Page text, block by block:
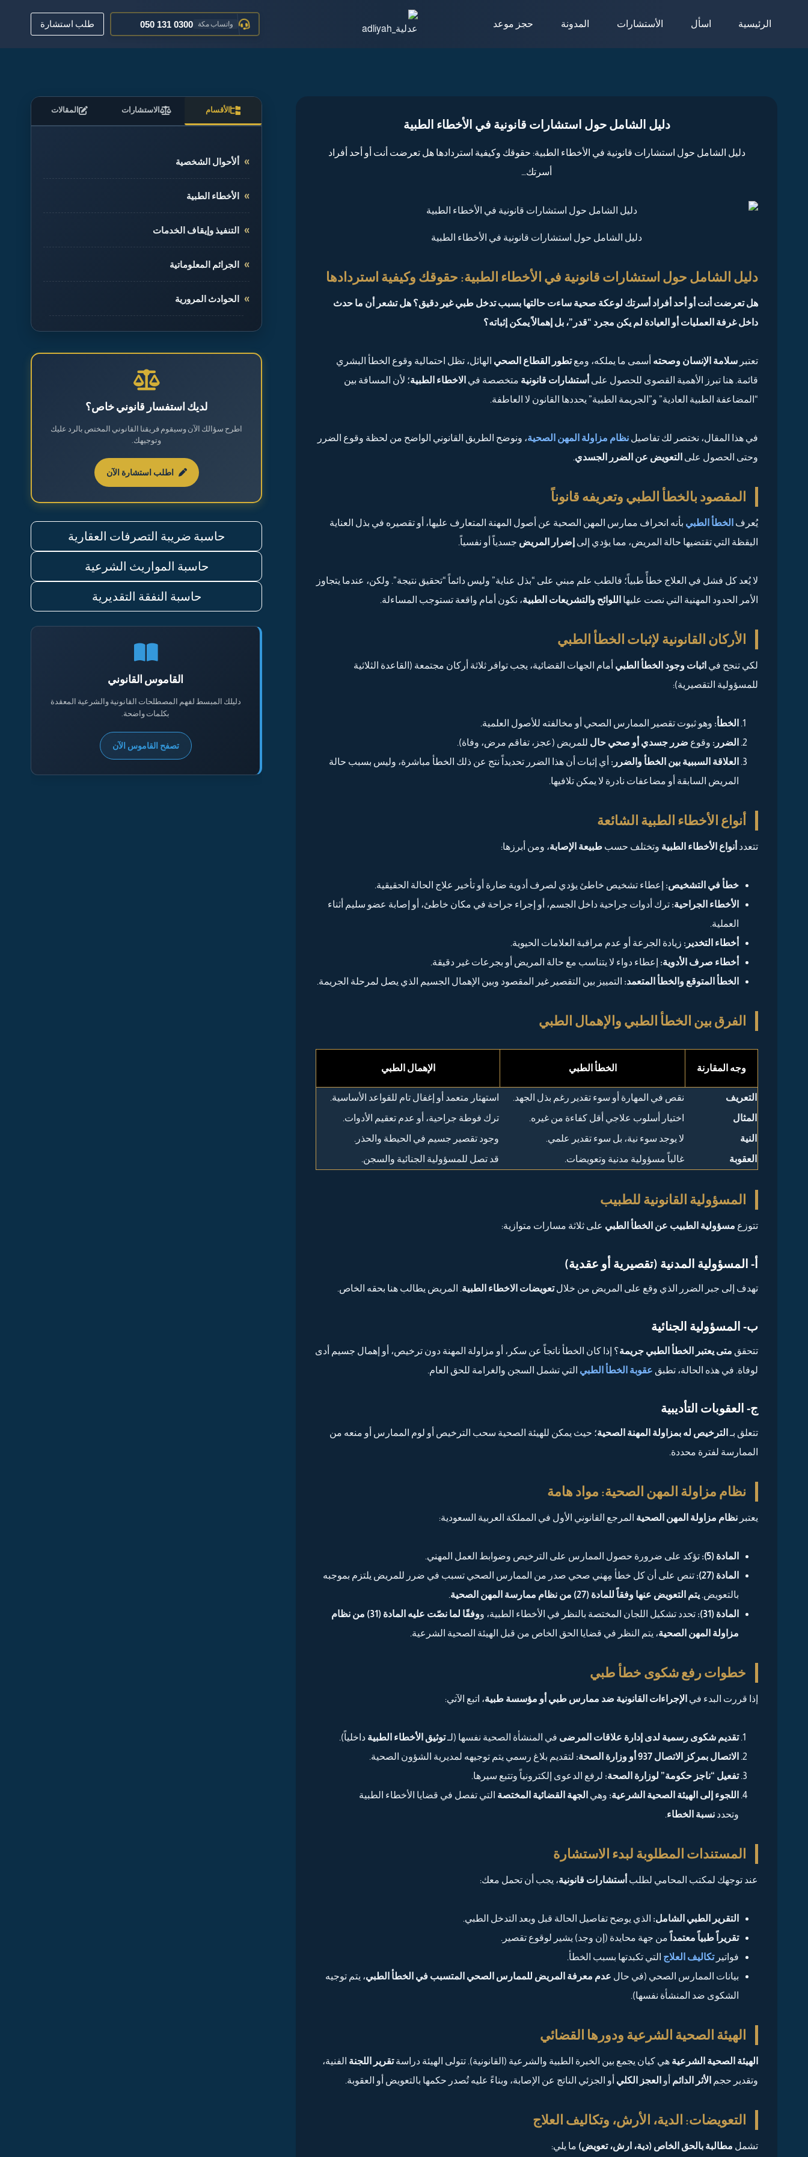
الرئيسية اسأل الأستشارات المدونة حجز موعد واتساب مكة 050 131 0300 طلب استشارة
دليل الشامل حول استشارات قانونية في الأخطاء الطبية
دليل الشامل حول استشارات قانونية في الأخطاء الطبية: حقوقك وكيفية استردادها هل تعرضت أنت أو أحد أفراد
أسرتك…
دليل الشامل حول استشارات قانونية في الأخطاء الطبية
دليل الشامل حول استشارات قانونية في الأخطاء الطبية: حقوقك وكيفية استردادها
هل تعرضت أنت أو أحد أفراد أسرتك لوعكة صحية ساءت حالتها بسبب تدخل طبي غير دقيق؟ هل تشعر أن ما حدث
داخل غرفة العمليات أو العيادة لم يكن مجرد “قدر”، بل إهمالاً يمكن إثباته؟
تعتبر سلامة الإنسان وصحته أسمى ما يملكه، ومعتطور القطاع الصحي الهائل، تظل احتمالية وقوع الخطأ البشري
قائمة. هنا تبرز الأهمية القصوى للحصول على أستشارات قانونية متخصصة في الاخطاء الطبية؛ لأن المسافة بين
“المضاعفة الطبية العادية” و”الجريمة الطبية” يحددها القانون لا العاطفة.
في هذا المقال، نختصر لك تفاصيل نظام مزاولة المهن الصحية، ونوضح الطريق القانوني الواضح من لحظة وقوع الضرر
وحتى الحصول على التعويض عن الضرر الجسدي.
المقصود بالخطأ الطبي وتعريفه قانوناً
يُعرف الخطأ الطبي بأنه انحراف ممارس المهن الصحية عن أصول المهنة المتعارف عليها، أو تقصيره في بذل العناية
اليقظة التي تقتضيها حالة المريض، مما يؤدي إلى إضرار المريض جسدياً أو نفسياً.
لا يُعد كل فشل في العلاج خطأً طبياً؛ فالطب علم مبني على “بذل عناية” وليس دائماً “تحقيق نتيجة”. ولكن، عندما يتجاوز
الأمر الحدود المهنية التي نصت عليها اللوائح والتشريعات الطبية، نكون أمام واقعة تستوجب المساءلة.
الأركان القانونية لإثبات الخطأ الطبي
لكي تنجح في اثبات وجود الخطأ الطبي أمام الجهات القضائية، يجب توافر ثلاثة أركان مجتمعة (القاعدة الثلاثية
للمسؤولية التقصيرية):
الخطأ: وهو ثبوت تقصير الممارس الصحي أو مخالفته للأصول العلمية.
الضرر: وقوع ضرر جسدي أو صحي حال للمريض (عجز، تفاقم مرض، وفاة).
العلاقة السببية بين الخطأ والضرر: أي إثبات أن هذا الضرر تحديداً نتج عن ذلك الخطأ مباشرة، وليس بسبب حالة
المريض السابقة أو مضاعفات نادرة لا يمكن تلافيها.
أنواع الأخطاء الطبية الشائعة
تتعدد أنواع الأخطاء الطبية وتختلف حسب طبيعة الإصابة، ومن أبرزها:
خطأ في التشخيص: إعطاء تشخيص خاطئ يؤدي لصرف أدوية ضارة أو تأخير علاج الحالة الحقيقية.
الأخطاء الجراحية: ترك أدوات جراحية داخل الجسم، أو إجراء جراحة في مكان خاطئ، أو إصابة عضو سليم أثناء
العملية.
أخطاء التخدير: زيادة الجرعة أو عدم مراقبة العلامات الحيوية.
أخطاء صرف الأدوية: إعطاء دواء لا يتناسب مع حالة المريض أو بجرعات غير دقيقة.
الخطأ المتوقع والخطأ المتعمد: التمييز بين التقصير غير المقصود وبين الإهمال الجسيم الذي يصل لمرحلة الجريمة.
الفرق بين الخطأ الطبي والإهمال الطبي
وجه المقارنة الخطأ الطبي الإهمال الطبي
التعريف نقص في المهارة أو سوء تقدير رغم بذل الجهد.
استهتار متعمد أو إغفال تام للقواعد الأساسية.
المثال
اختيار أسلوب علاجي أقل كفاءة من غيره.
ترك فوطة جراحية، أو عدم تعقيم الأدوات.
النية
لا يوجد سوء نية، بل سوء تقدير علمي.
وجود تقصير جسيم في الحيطة والحذر.
العقوبة
غالباً مسؤولية مدنية وتعويضات. قد تصل للمسؤولية الجنائية والسجن.
المسؤولية القانونية للطبيب
تتوزع مسؤولية الطبيب عن الخطأ الطبي على ثلاثة مسارات متوازية:
أ- المسؤولية المدنية (تقصيرية أو عقدية)
تهدف إلى جبر الضرر الذي وقع على المريض من خلالتعويضات الاخطاء الطبية. المريض يطالب هنا بحقه الخاص.
ب- المسؤولية الجنائية
تتحقق متى يعتبر الخطأ الطبي جريمة؟ إذا كان الخطأ ناتجاً عن سكر، أو مزاولة المهنة دون ترخيص، أو إهمال جسيم أدى
لوفاة. في هذه الحالة، تطبق عقوبة الخطأ الطبي التي تشمل السجن والغرامة للحق العام.
ج- العقوبات التأديبية
تتعلق بـ الترخيص له بمزاولة المهنة الصحية؛ حيث يمكن للهيئة الصحية سحب الترخيص أو لوم الممارس أو منعه من
الممارسة لفترة محددة.
نظام مزاولة المهن الصحية: مواد هامة
يعتبر نظام مزاولة المهن الصحية المرجع القانوني الأول في المملكة العربية السعودية:
المادة (5):
تؤكد على ضرورة حصول الممارس على الترخيص وضوابط العمل المهني.
المادة (27):
تنص على أن كل خطأ مِهني صحي صدر من الممارس الصحي تسبب في ضرر للمريض يلتزم بموجبه
بالتعويض. يتم التعويض عنها وفقاً للمادة (27) من نظام ممارسة المهن الصحية
.
المادة (31):
تحدد تشكيل اللجان المختصة بالنظر في الأخطاء الطبية، و
وفقًا لما نصّت عليه المادة (31) من نظام
مزاولة المهن الصحية، يتم النظر في قضايا الحق الخاص من قبل الهيئة الصحية الشرعية.
خطوات رفع شكوى خطأ طبي
إذا قررت البدء في الإجراءات القانونية ضد ممارس طبي أو مؤسسة طبية، اتبع الآتي:
تقديم شكوى رسمية لدى إدارة علاقات المرضى في المنشأة الصحية نفسها (لـتوثيق الأخطاء الطبية داخلياً).
الاتصال بمركز الاتصال 937 أو وزارة الصحة:
لتقديم بلاغ رسمي يتم توجيهه لمديرية الشؤون الصحية.
تفعيل “ناجز حكومة” لوزارة الصحة: لرفع الدعوى إلكترونياً وتتبع سيرها.
اللجوء إلى الهيئة الصحية الشرعية: وهي الجهة القضائية المختصة التي تفصل في قضايا الأخطاء الطبية
وتحدد نسبة الخطاء.
المستندات المطلوبة لبدء الاستشارة
عند توجهك لمكتب المحامي لطلب أستشارات قانونية، يجب أن تحمل معك:
التقرير الطبي الشامل: الذي يوضح تفاصيل الحالة قبل وبعد التدخل الطبي.
تقريراً طبياً معتمداً من جهة محايدة (إن وجد) يشير لوقوع تقصير.
فواتيرتكاليف العلاج التي تكبدتها بسبب الخطأ.
بيانات الممارس الصحي (في حال عدم معرفة المريض للممارس الصحي المتسبب في الخطأ الطبي، يتم توجيه
الشكوى ضد المنشأة نفسها).
الهيئة الصحية الشرعية ودورها القضائي
الهيئة الصحية الشرعية هي كيان يجمع بين الخبرة الطبية والشرعية (القانونية). تتولى الهيئة دراسةتقرير اللجنة الفنية،
وتقدير حجم الأثر الدائم أو العجز الكلي أو الجزئي الناتج عن الإصابة، وبناءً عليه تُصدر حكمها بالتعويض أو العقوبة.
التعويضات: الدية، الأرش، وتكاليف العلاج
تشمل مطالبة بالحق الخاص (دية، ارش، تعويض) ما يلي:
الأقسام الاستشارات المقالات
ألأحوال الشخصية
الأخطاء الطبية
التنفيذ وإيقاف الخدمات
الجرائم المعلوماتية
الحوادث المرورية
الطلاق والخلع
القضايا العقارية
القضايا العمالية
القضايا المالية
نظام مكافحة المخدرات والمؤثرات العقلية
لديك استفسار قانوني خاص؟
اطرح سؤالك الآن وسيقوم فريقنا القانوني المختص بالرد عليك
وتوجيهك.
اطلب استشارة الآن
حاسبة ضريبة التصرفات العقارية
حاسبة المواريث الشرعية
حاسبة النفقة التقديرية
القاموس القانوني
دليلك المبسط لفهم المصطلحات القانونية والشرعية المعقدة
بكلمات واضحة.
تصفح القاموس الآن